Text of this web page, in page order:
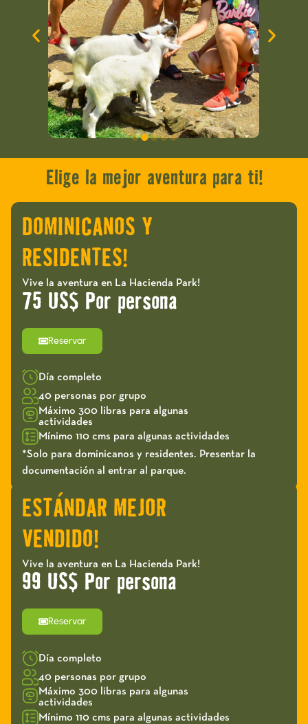
Elige la mejor aventura para ti!
DOMINICANOS Y
RESIDENTES!
Vive la aventura en La Hacienda Park!
75 US$ Por persona
Reservar
Día completo
40 personas por grupo
Máximo 300 libras para algunas
actividades
Mínimo 110 cms para algunas actividades
*Solo para dominicanos y residentes. Presentar la
documentación al entrar al parque.
ESTÁNDAR MEJOR
VENDIDO!
Vive la aventura en La Hacienda Park!
99 US$ Por persona
Reservar
Día completo
40 personas por grupo
Máximo 300 libras para algunas
actividades
Mínimo 110 cms para algunas actividades